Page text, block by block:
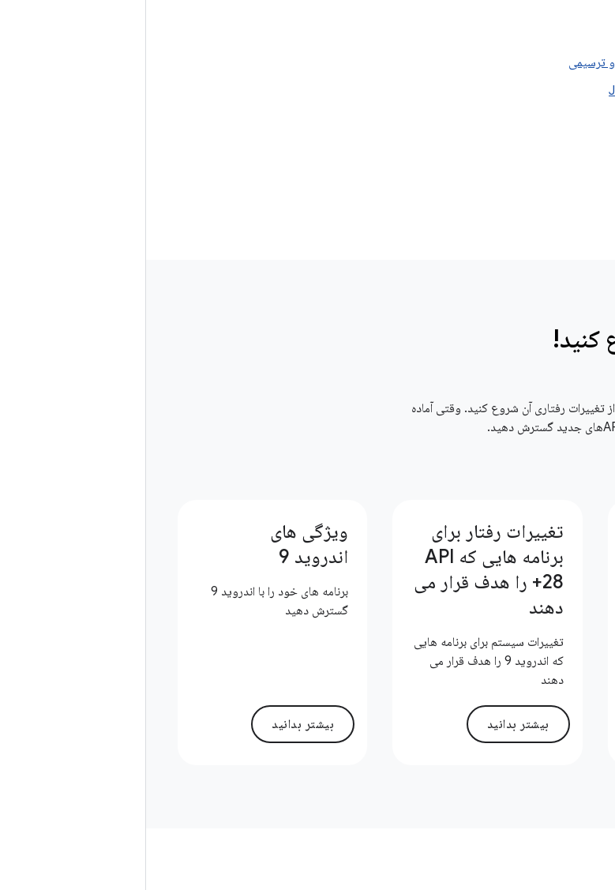
9 و پشتیبانی از تغییرات رفتاری آن شروع کنید. وقتی آماده
تغییرات رفتار برای
برنامه هایی که API
28+ را هدف قرار می
دهند
تغییرات سیستم برای برنامه هایی
که اندروید 9 را هدف قرار می
دهند
بیشتر بدانید
ویژگی های
اندروید 9
برنامه های خود را با اندروید 9
گسترش دهید
بیشتر بدانید